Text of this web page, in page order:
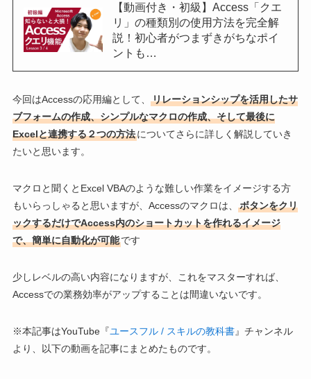
【動画付き・初級】Access「クエ
リ」の種類別の使用方法を完全解
説！初心者がつまずきがちなポイ
ントも…
今回はAccessの応用編として、
リレーションシップを活用したサ
ブフォームの作成、シンプルなマクロの作成、そして最後に
Excelと連携する２つの方法についてさらに詳しく解説していき
たいと思います。
マクロと聞くとExcel VBAのような難しい作業をイメージする方
もいらっしゃると思いますが、Accessのマクロは、
ボタンをクリ
ックするだけでAccess内のショートカットを作れるイメージ
で、簡単に自動化が可能です
少しレベルの高い内容になりますが、これをマスターすれば、
Accessでの業務効率がアップすることは間違いないです。
※本記事はYouTube『ユースフル / スキルの教科書』チャンネル
より、以下の動画を記事にまとめたものです。